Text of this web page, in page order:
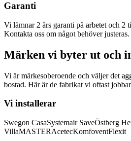
Garanti
Vi lämnar 2 års garanti på arbetet och 2
Kontakta oss om något behöver justeras.
Märken vi byter ut och
Vi är märkesoberoende och väljer det
bostad. Här är de fabrikat vi oftast
Vi installerar
Swegon CasaSystemair SaveÖstberg
VillaMASTERAcetecKomfoventFlexit